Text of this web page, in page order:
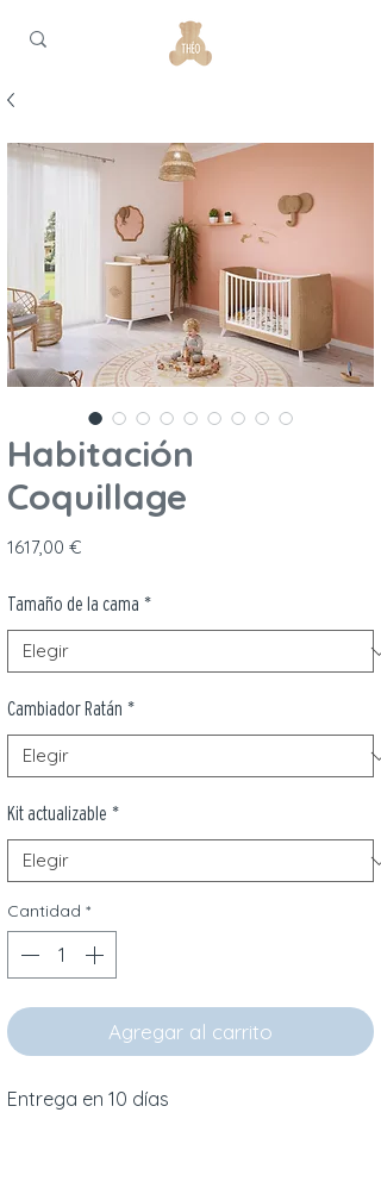
Habitación
Coquillage
1617,00 €
Tamaño de la cama *
Cambiador Ratán *
Kit actualizable *
Cantidad *
Agregar al carrito
Entrega en 10 días